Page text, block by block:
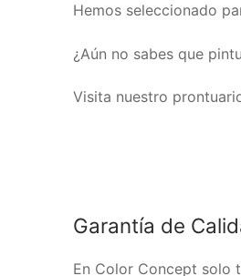
Hemos seleccionado
¿Aún no sabes que
Visita nuestro
Garantía de
En Color Concept solo